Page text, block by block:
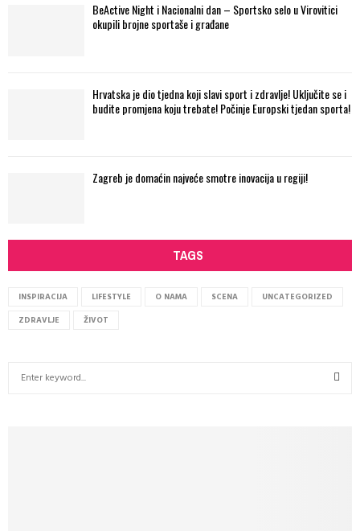
BeActive Night i Nacionalni dan – Sportsko selo u Virovitici
okupili brojne sportaše i građane
Hrvatska je dio tjedna koji slavi sport i zdravlje! Uključite se i
budite promjena koju trebate! Počinje Europski tjedan sporta!
Zagreb je domaćin najveće smotre inovacija u regiji!
TAGS
INSPIRACIJA LIFESTYLE O NAMA SCENA
UNCATEGORIZED
ZDRAVLJE
ŽIVOT